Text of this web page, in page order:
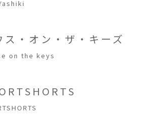
ス・オン・ザ・キーズ
on the keys